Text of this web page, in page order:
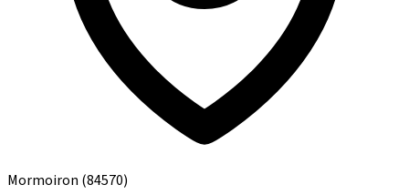
Mormoiron (84570)